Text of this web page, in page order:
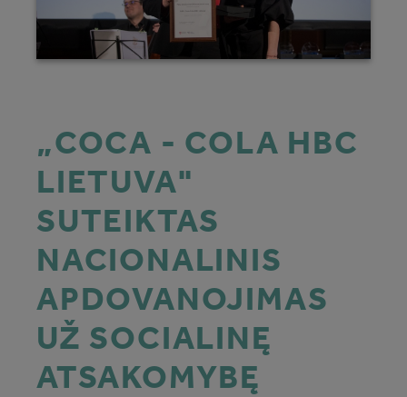
„COCA - COLA HBC
LIETUVA"
SUTEIKTAS
NACIONALINIS
APDOVANOJIMAS
UŽ SOCIALINĘ
ATSAKOMYBĘ